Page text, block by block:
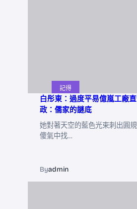
記得
白彤東：過度平易億嵐工廠
政：儒家的謎底
她對著天空的藍色光束刺出圓
傻氣中找…
Byadmin